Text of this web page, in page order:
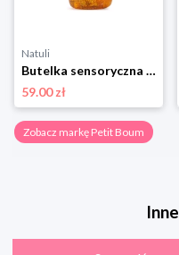
Natuli
Butelka sensoryczna FLOAT kurkuma, Petit Boum Petit boum
59.00 zł
Zobacz markę Petit Boum